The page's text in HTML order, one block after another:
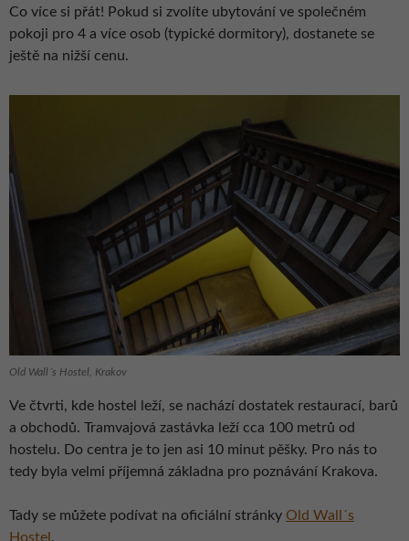
Co více si přát! Pokud si zvolíte ubytování ve společném
pokoji pro 4 a více osob (typické dormitory), dostanete se
ještě na nižší cenu.
Old Wall´s Hostel, Krakov
Ve čtvrti, kde hostel leží, se nachází dostatek restaurací, barů
a obchodů. Tramvajová zastávka leží cca 100 metrů od
hostelu. Do centra je to jen asi 10 minut pěšky. Pro nás to
tedy byla velmi příjemná základna pro poznávání Krakova.
Tady se můžete podívat na oficiální stránky Old Wall´s
Hostel .